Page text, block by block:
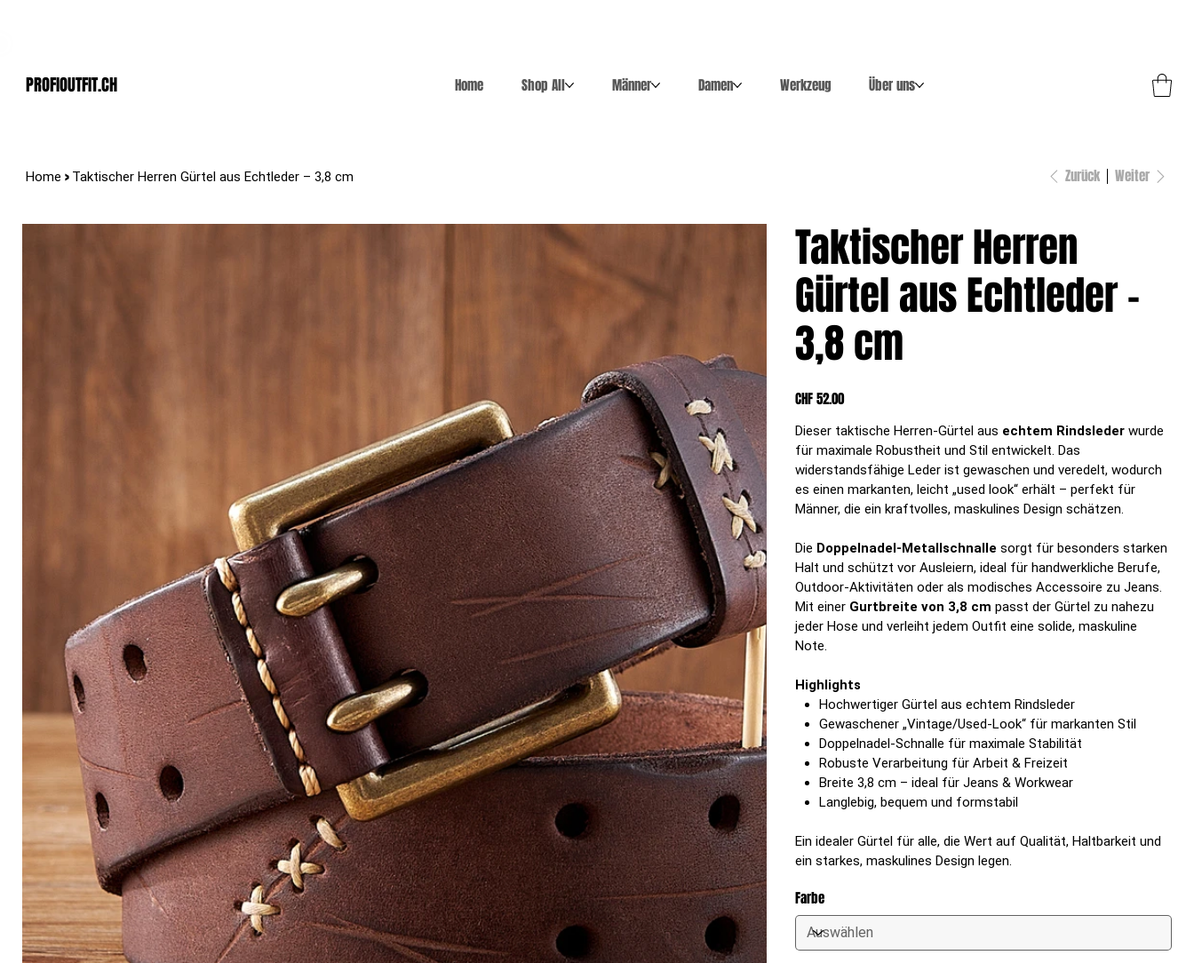
PROFIOUTFIT.cH Home Shop All Männer Damen Werkzeug Über uns
Home > Taktischer Herren Gürtel aus Echtleder – 3,8 cm Zurück Weiter
Taktischer Herren
Gürtel aus Echtleder –
3,8 cm
Preis
CHF 52.00
Dieser taktische Herren-Gürtel aus echtem Rindsleder wurde
für maximale Robustheit und Stil entwickelt. Das
widerstandsfähige Leder ist gewaschen und veredelt, wodurch
es einen markanten, leicht „used look“ erhält – perfekt für
Männer, die ein kraftvolles, maskulines Design schätzen.
Die Doppelnadel-Metallschnalle sorgt für besonders starken
Halt und schützt vor Ausleiern, ideal für handwerkliche Berufe,
Outdoor-Aktivitäten oder als modisches Accessoire zu Jeans.
Mit einer Gurtbreite von 3,8 cm passt der Gürtel zu nahezu
jeder Hose und verleiht jedem Outfit eine solide, maskuline
Note.
Highlights
Hochwertiger Gürtel aus echtem Rindsleder
Gewaschener „Vintage/Used-Look“ für markanten Stil
Doppelnadel-Schnalle für maximale Stabilität
Robuste Verarbeitung für Arbeit & Freizeit
Breite 3,8 cm – ideal für Jeans & Workwear
Langlebig, bequem und formstabil
Ein idealer Gürtel für alle, die Wert auf Qualität, Haltbarkeit und
ein starkes, maskulines Design legen.
Farbe